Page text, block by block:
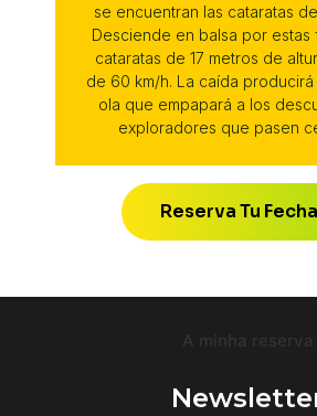
se encuentran las cataratas
Desciende en balsa por estas
cataratas de 17 metros de
de 60 km/h. La caída producirá
ola que empapará a los
exploradores que pasen
Reserva Tu Fecha
A minha reserva